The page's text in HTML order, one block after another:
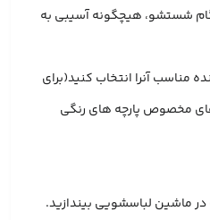
شستشو، هیچگونه آسیبی به
مناسب آنرا انتخاب کنید(برای
مخصوص پارچه های رنگی